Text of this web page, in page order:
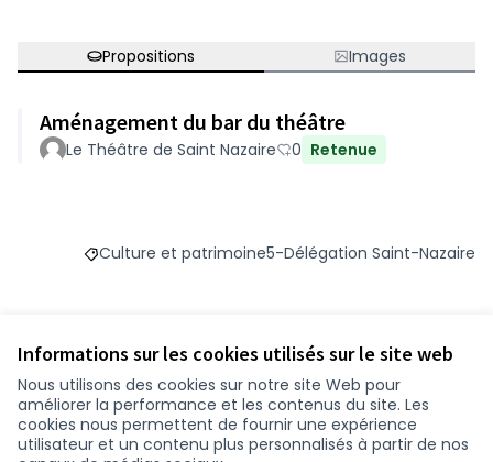
Informations sur les cookies utilisés sur le site web
Nous utilisons des cookies sur notre site Web pour
améliorer la performance et les contenus du site. Les
cookies nous permettent de fournir une expérience
utilisateur et un contenu plus personnalisés à partir de nos
Propositions Images
Aménagement du bar du théâtre
Le Théâtre de Saint Nazaire 0 Retenue
Filtrer les résultats du défi principal : Culture et
Culture et patrimoineFiltrer les résultats pour le
5-Délégation Saint-Nazaire
1 560 €